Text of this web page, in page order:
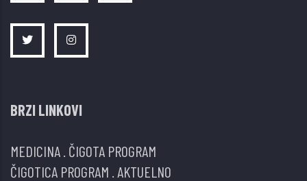
BRZI LINKOVI
MEDICINA ČIGOTA PROGRAM
ČIGOTICA PROGRAM AKTUELNO